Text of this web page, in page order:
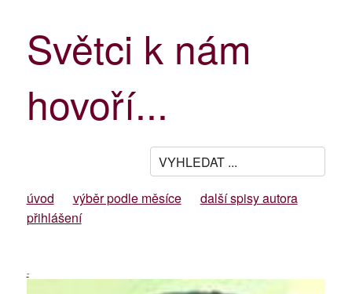
Světci k nám
hovoří...
úvod výběr podle měsíce
další spisy autora
přihlášení
-